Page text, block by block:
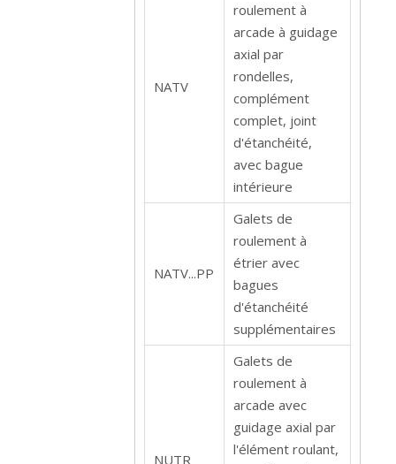
NATV
roulement à
arcade à guidage
axial par
rondelles,
complément
complet, joint
d'étanchéité,
avec bague
intérieure
NATV...PP
Galets de
roulement à
étrier avec
bagues
d'étanchéité
supplémentaires
NUTR
Galets de
roulement à
arcade avec
guidage axial par
l'élément roulant,